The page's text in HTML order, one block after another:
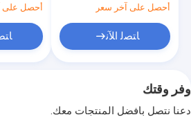
أحصل على
أحصل على آخر سعر
ﺎﺘﺼﻟ ﺍﻶﻧ
وفر وقتك
دعنا نتصل بأفضل المنتجات معك.